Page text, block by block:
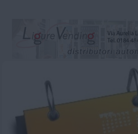
FILTRI
CATEGORIE
Bimbi Cinema Corsi